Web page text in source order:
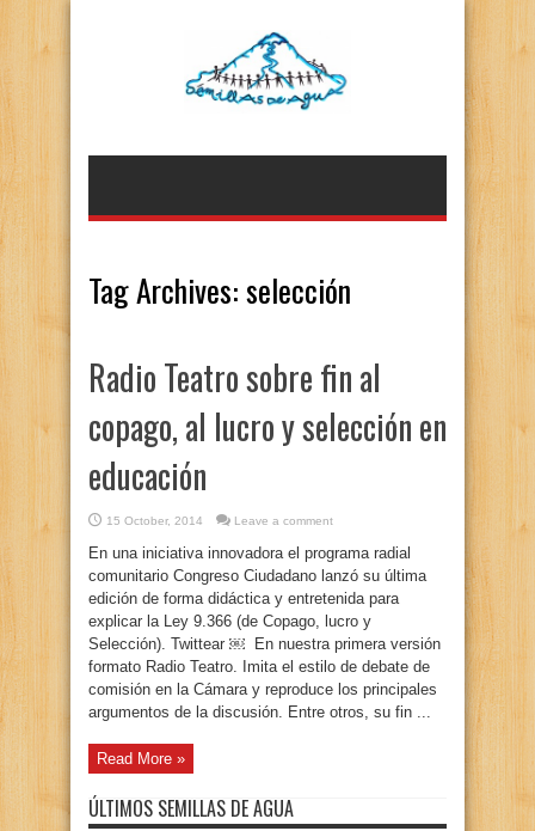
Tag Archives:selección
Radio Teatro sobre fin al
copago, al lucro y selección en
educación
15 October, 2014 Leave a comment
En una iniciativa innovadora el programa radial
comunitario Congreso Ciudadano lanzó su última
edición de forma didáctica y entretenida para
explicar la Ley 9.366 (de Copago, lucro y
Selección). Twittear ￼ En nuestra primera versión
formato Radio Teatro. Imita el estilo de debate de
comisión en la Cámara y reproduce los principales
argumentos de la discusión. Entre otros, su fin ...
Read More »
ÚLTIMOS SEMILLAS DE AGUA